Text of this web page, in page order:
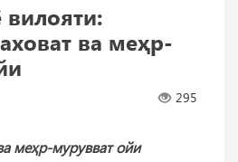
ва меҳр-
295
меҳр-мурувват ойи